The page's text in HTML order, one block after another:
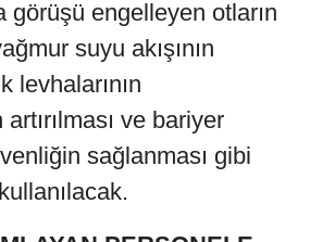
görüşü engelleyen otların
suyu akışının
levhalarının
ve bariyer
sağlanması gibi